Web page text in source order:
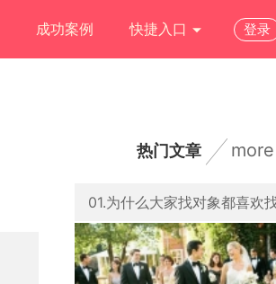
成功案例 快捷入口 登录
热门文章 more
01.为什么大家找对象都喜欢